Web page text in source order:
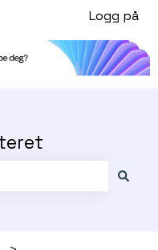
for oversettelserLogg på